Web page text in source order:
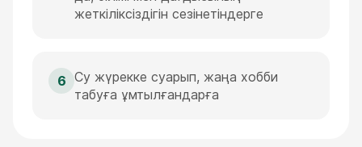
жеткіліксіздігін сезінетіндерге
6 Су жүрекке суарып, жаңа хобби
табуға ұмтылғандарға